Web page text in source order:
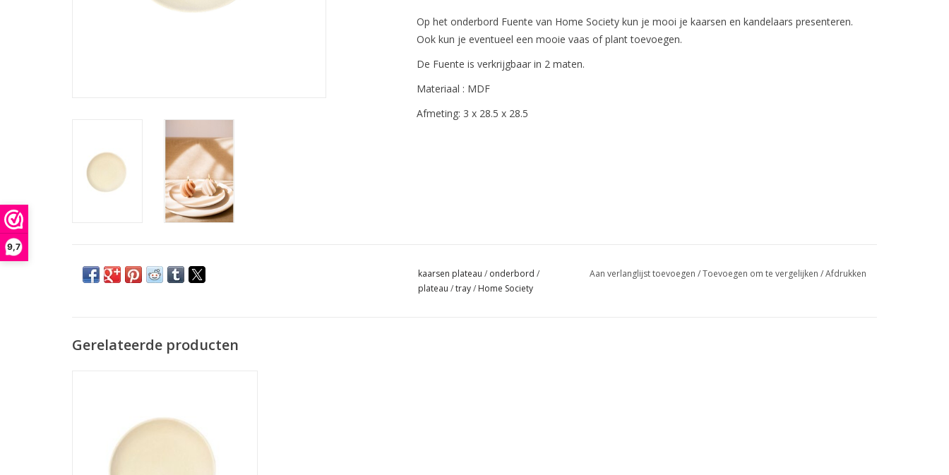
9,7
Op het onderbord Fuente van Home Society kun je mooi je kaarsen en kandelaars presenteren.
Ook kun je eventueel een mooie vaas of plant toevoegen.
De Fuente is verkrijgbaar in 2 maten.
Materiaal : MDF
Afmeting: 3 x 28.5 x 28.5
kaarsen plateau / onderbord /
plateau /tray/ Home Society
Aan verlanglijst toevoegen /Toevoegen om te vergelijken /Afdrukken
Gerelateerde producten
MDF
TOEVOEGEN AAN WINKELWAGEN